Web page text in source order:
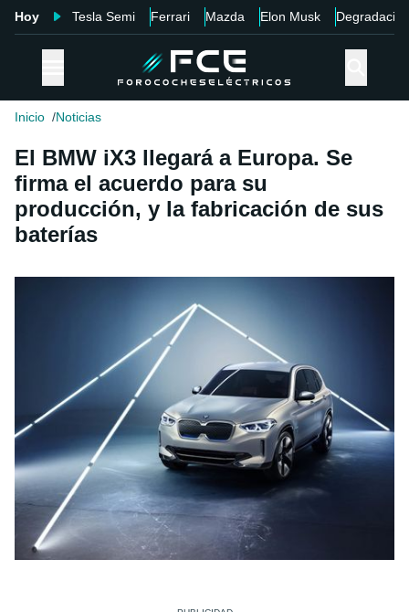
Hoy Tesla Semi Ferrari Mazda Elon Musk Degradación
Inicio Noticias
El BMW iX3 llegará a Europa. Se
firma el acuerdo para su
producción, y la fabricación de sus
baterías